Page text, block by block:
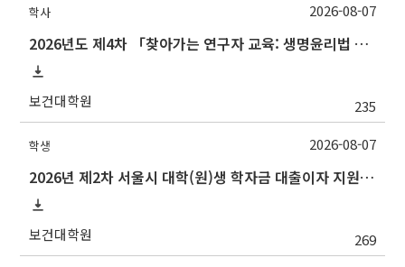
학사
2026년도 제4차 「찾아가는 연구자 교육: 생명윤리법 및 IRB 심의의뢰서 작성법」 교육 안내
보건대학원 235
2026-08-07
학생
2026년 제2차 서울시 대학(원)생 학자금 대출이자 지원 안내
보건대학원 269
2026-08-07